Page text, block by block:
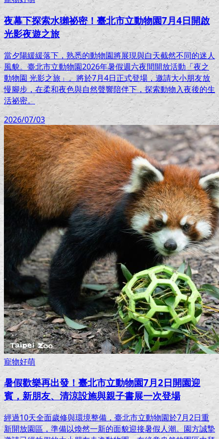
夜幕下探索水獺祕密！臺北市立動物園7月4日開啟
光影夜遊之旅
當夕陽緩緩落下，熟悉的動物園將展現與白天截然不同的迷人
風貌。臺北市立動物園2026年暑假週六夜間開放活動「夜之
動物園 光影之旅」。將於7月4日正式登場，邀請大小朋友放
慢腳步，在柔和夜色與自然聲響陪伴下，探索動物入夜後的生
活祕密。
2026/07/03
寵物好萌
暑假歡樂再出發！臺北市立動物園7月2日開園迎
賓，新朋友、清涼設施與親子書展一次登場
經過10天全面歲修與環境整備，臺北市立動物園於7月2日重
新開放園區，準備以煥然一新的面貌迎接暑假人潮。園方誠摯